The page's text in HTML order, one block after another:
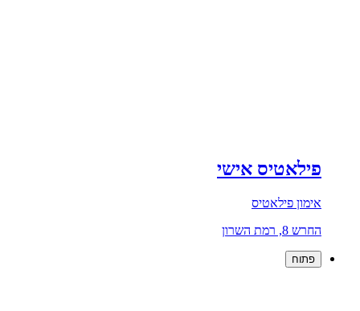
פילאטיס אישי
אימון פילאטיס
החרש 8, רמת השרון
פתוח